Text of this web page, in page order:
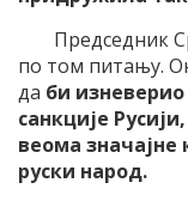
Председник
по том питању.
да би
санкције
веома значајне
руски народ.